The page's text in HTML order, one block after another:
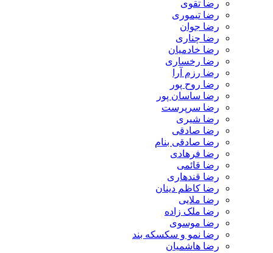
رضا تقوی
رضا تیموری
رضا جوان
رضا چناری
رضا خادمیان
رضا رخساری
رضا رزم آرا
رضا روح پور
رضا ساسان پور
رضا سرپرست
رضا شیری
رضا صادقی
رضا صادقی بنام
رضا فرهادی
رضا قائمی
رضا قندهاری
رضا کاظم دینان
رضا ملایی
رضا ملک زاده
رضا موسوی
رضا نمو و سکسکه بند
رضا هاشمیان